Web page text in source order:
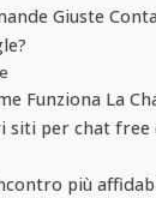
Giuste
Funziona La
siti per chat free
più